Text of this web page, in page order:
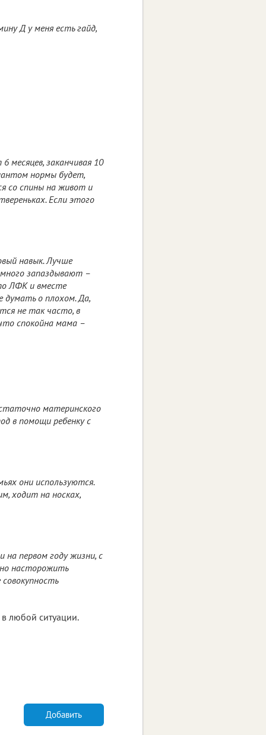
Д у меня есть гайд,
месяцев, заканчивая 10
нормы будет,
со спины на живот и
Если этого
навык. Лучше
запаздывают –
ЛФК и вместе
думать о плохом. Да,
не так часто, в
спокойна мама –
материнского
в помощи ребенку с
они используются.
ходит на носках,
на первом году жизни, с
насторожить
любой ситуации.
Добавить